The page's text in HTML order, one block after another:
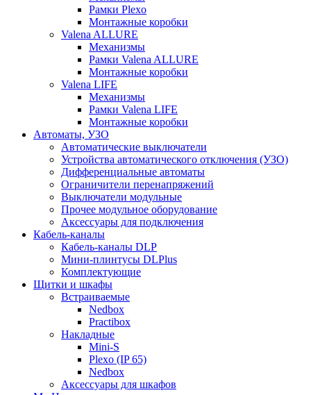
Рамки Plexo
Монтажные коробки
Valena ALLURE
Механизмы
Рамки Valena ALLURE
Монтажные коробки
Valena LIFE
Механизмы
Рамки Valena LIFE
Монтажные коробки
Автоматы, УЗО
Автоматические выключатели
Устройства автоматического отключения (УЗО)
Дифференциальные автоматы
Ограничители перенапряжений
Выключатели модульные
Прочее модульное оборудование
Аксессуары для подключения
Кабель-каналы
Кабель-каналы DLP
Мини-плинтусы DLPlus
Комплектующие
Щитки и шкафы
Встраиваемые
Nedbox
Practibox
Накладные
Mini-S
Plexo (IP 65)
Nedbox
Аксессуары для шкафов